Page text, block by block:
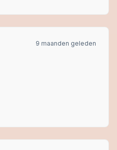
9 maanden geleden